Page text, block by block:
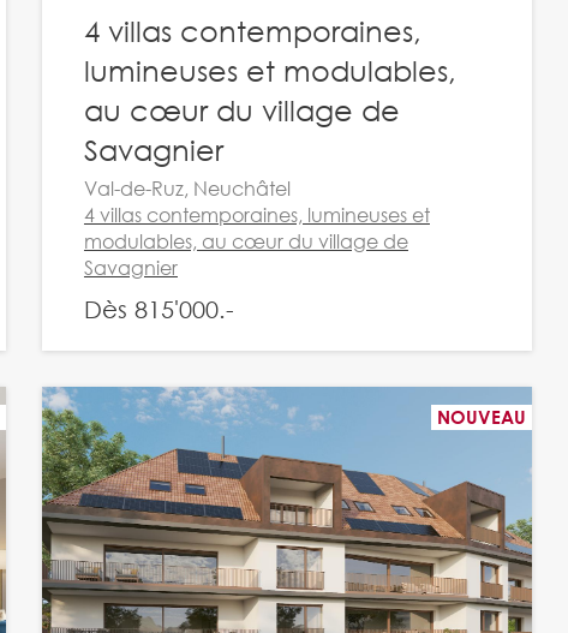
4 villas contemporaines,
lumineuses et modulables,
au cœur du village de
Savagnier
Val-de-Ruz, Neuchâtel
4 villas contemporaines, lumineuses et
modulables, au cœur du village de
Savagnier
Dès 815'000.-
NOUVEAU